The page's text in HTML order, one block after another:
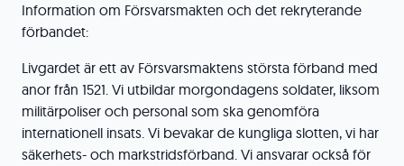
Information om Försvarsmakten och det rekryterande
förbandet:
Livgardet är ett av Försvarsmaktens största förband med
anor från 1521. Vi utbildar morgondagens soldater, liksom
militärpoliser och personal som ska genomföra
internationell insats. Vi bevakar de kungliga slotten, vi har
säkerhets- och markstridsförband. Vi ansvarar också för